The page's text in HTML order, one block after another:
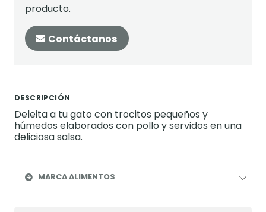
producto.
Contáctanos
DESCRIPCIÓN
Deleita a tu gato con trocitos pequeños y
húmedos elaborados con pollo y servidos en una
deliciosa salsa.
MARCA ALIMENTOS